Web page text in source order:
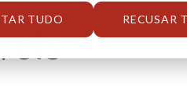
TUDO RECUSAR